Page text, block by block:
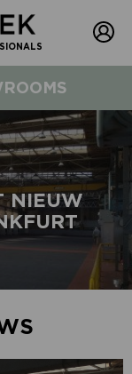
NIEUW